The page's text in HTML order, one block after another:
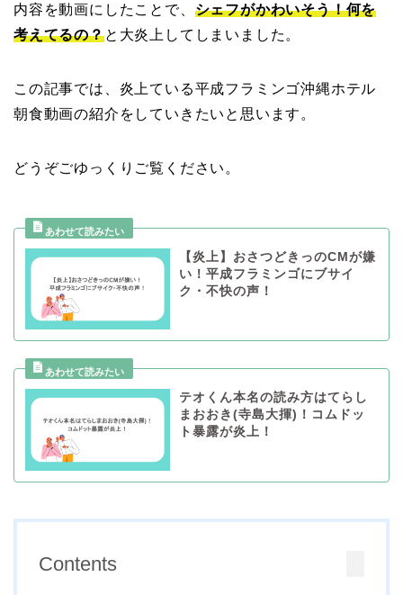
内容を動画にしたことで、 シェフがかわいそう！何を
考えてるの？と大炎上してしまいました。
この記事では、炎上ている平成フラミンゴ沖縄ホテル
朝食動画の紹介をしていきたいと思います。
どうぞごゆっくりご覧ください。
【炎上】おさつどきっのCMが嫌
い！平成フラミンゴにブサイ
ク・不快の声！
テオくん本名の読み方はてらし
まおおき(寺島大揮)！コムドッ
ト暴露が炎上！
Contents